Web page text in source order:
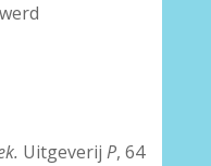
Uitgeverij P, 64